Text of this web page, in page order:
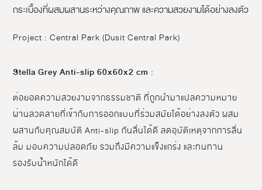
กระเบื้องที่ผสมผสานระหว่างคุณภาพ และความสวยงามได้อย่างลงตัว
Project : Central Park (Dusit Central Park)
Stella Grey Anti-slip 60x60x2 cm :
ต่อยอดความสวยงามจากธรรมชาติ ที่ถูกนำมาแปลความหมาย
ผ่านลวดลายที่เข้ากับการออกแบบที่ร่วมสมัยได้อย่างลงตัว ผสม
ผสานกับคุณสมบัติ Anti-slip กันลื่นได้ดี ลดอุบัติเหตุจากการลื่น
ล้ม มอบความปลอดภัย รวมถึงมีความแข็งแกร่ง และทนทาน
รองรับน้ำหนักได้ดี